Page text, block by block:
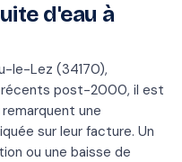
d'eau à
le-Lez (34170),
récents post-2000, il est
une
sur leur facture. Un
ou une baisse de